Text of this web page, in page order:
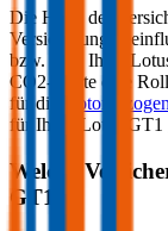
Die Höhe der
Versicherung
bzw. kW) Ihres
CO2-Werte eine
für die
für Ihren
Lotus GT1
Welche
GT1